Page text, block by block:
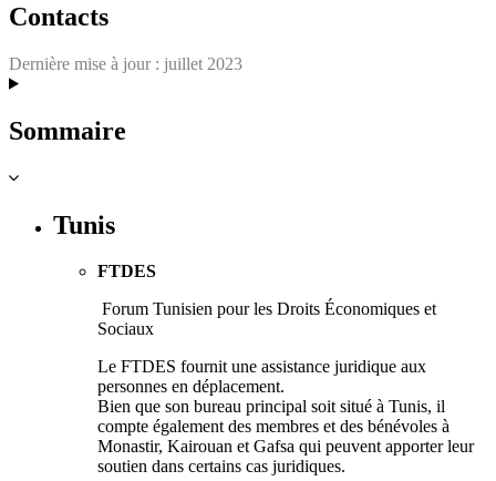
Contacts
Dernière mise à jour : juillet 2023
Sommaire
Tunis
FTDES
Forum Tunisien pour les Droits Économiques et
Sociaux
Le FTDES fournit une assistance juridique aux
personnes en déplacement.
Bien que son bureau principal soit situé à Tunis, il
compte également des membres et des bénévoles à
Monastir, Kairouan et Gafsa qui peuvent apporter leur
soutien dans certains cas juridiques.